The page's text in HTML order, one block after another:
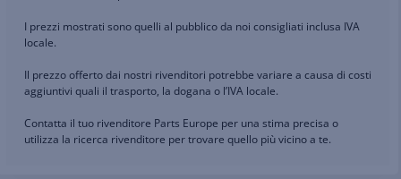
I prezzi mostrati sono quelli al pubblico da noi consigliati inclusa IVA
locale.
Il prezzo offerto dai nostri rivenditori potrebbe variare a causa di costi
aggiuntivi quali il trasporto, la dogana o l’IVA locale.
Contatta il tuo rivenditore Parts Europe per una stima precisa o
utilizza la ricerca rivenditore per trovare quello più vicino a te.